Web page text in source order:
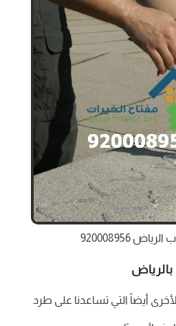
920008956
أيضاً التي تساعدنا على طرد